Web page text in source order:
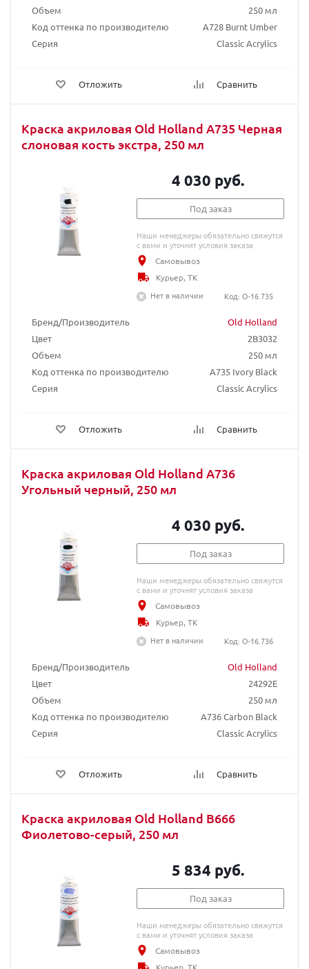
Объем
250 мл
Код оттенка по производителю
A728 Burnt Umber
Серия
Classic Acrylics
Отложить Сравнить
Краска акриловая Old Holland A735 Черная
слоновая кость экстра, 250 мл
Бренд/Производитель
Old Holland
Цвет
2B3032
Объем
250 мл
Код оттенка по производителю
A735 Ivory Black
Серия
Classic Acrylics
Отложить Сравнить
4 030 руб.
Под заказ
Наши менеджеры обязательно свяжутся
с вами и уточнят условия заказа
Самовывоз
Курьер, ТК
Нет в наличии
Код: O-16.735
Краска акриловая Old Holland A736
Угольный черный, 250 мл
Бренд/Производитель
Old Holland
Цвет
24292E
Объем
250 мл
Код оттенка по производителю
A736 Carbon Black
Серия
Classic Acrylics
Отложить Сравнить
4 030 руб.
Под заказ
Наши менеджеры обязательно свяжутся
с вами и уточнят условия заказа
Самовывоз
Курьер, ТК
Нет в наличии
Код: O-16.736
Краска акриловая Old Holland B666
Фиолетово-серый, 250 мл
5 834 руб.
Под заказ
Наши менеджеры обязательно свяжутся
с вами и уточнят условия заказа
Самовывоз